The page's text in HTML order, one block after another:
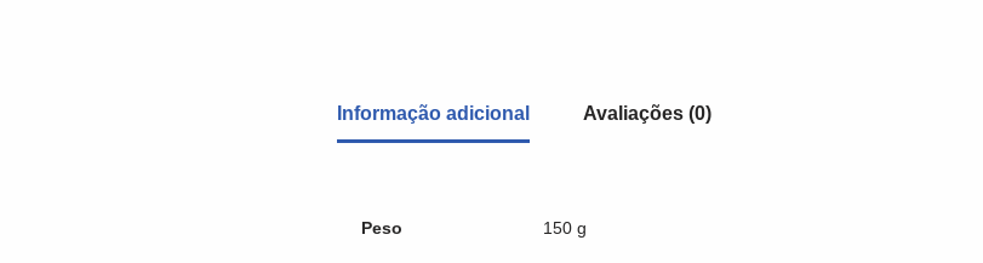
Informação adicional Avaliações (0)
Peso 150 g